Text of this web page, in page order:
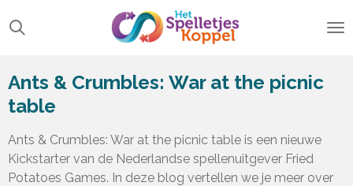
direct
de
hoofdinhoud
Ants & Crumbles: War at the picnic
table
Ants & Crumbles: War at the picnic table is een nieuwe
Kickstarter van de Nederlandse spellenuitgever Fried
Potatoes Games. In deze blog vertellen we je meer over